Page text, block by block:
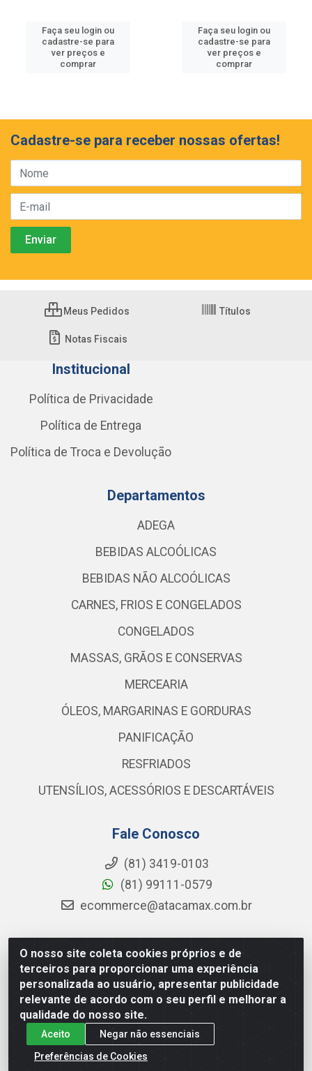
Faça seu login ou
cadastre-se para
ver preços e
comprar
Faça seu login ou
cadastre-se para
ver preços e
comprar
O nosso site coleta cookies próprios e de
terceiros para proporcionar uma experiência
personalizada ao usuário, apresentar publicidade
relevante de acordo com o seu perfil e melhorar a
qualidade do nosso site.
Aceito
Negar não essenciais
Preferências de Cookies
Cadastre-se para receber nossas ofertas!
Meus Pedidos Títulos
Notas Fiscais
Institucional
Política de Privacidade
Política de Entrega
Política de Troca e Devolução
Departamentos
ADEGA
BEBIDAS ALCOÓLICAS
BEBIDAS NÃO ALCOÓLICAS
CARNES, FRIOS E CONGELADOS
CONGELADOS
MASSAS, GRÃOS E CONSERVAS
MERCEARIA
ÓLEOS, MARGARINAS E GORDURAS
PANIFICAÇÃO
RESFRIADOS
UTENSÍLIOS, ACESSÓRIOS E DESCARTÁVEIS
Fale Conosco
(81) 3419-0103
(81) 99111-0579
ecommerce@atacamax.com.br
Atacamax Importadora de Alimentos LTDA - RODOVIA BR-
101 - SUL, KM 79,60 GP E GALPAO:D - Muribeca, Jaboatão dos
Guararapes - PE, 54355-010 - CNPJ 08.305.623/0001-84